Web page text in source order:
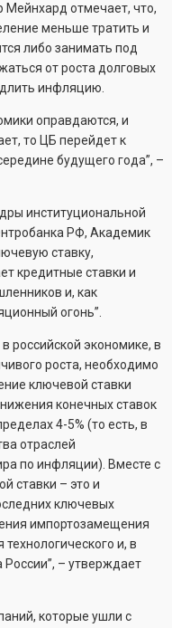
Мейнхард отмечает, что,
меньше тратить и
либо занимать под
от роста долговых
инфляцию.
оправдаются, и
то ЦБ перейдет к
будущего года”, –
институциональной
РФ, Академик
ставку,
кредитные ставки и
и, как
огонь”.
российской экономике, в
роста, необходимо
ключевой ставки
конечных ставок
4-5% (то есть, в
отраслей
по инфляции). Вместе с
ставки – это и
ключевых
импортозамещения
и, в
России”, – утверждает
которые ушли с